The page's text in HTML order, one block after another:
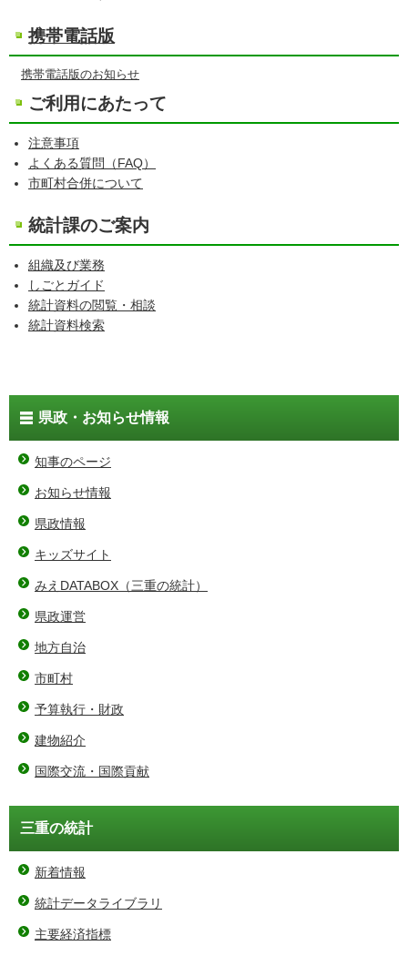
携帯電話版
携帯電話版のお知らせ
ご利用にあたって
注意事項
よくある質問（FAQ）
市町村合併について
統計課のご案内
組織及び業務
しごとガイド
統計資料の閲覧・相談
統計資料検索
県政・お知らせ情報
知事のページ
お知らせ情報
県政情報
キッズサイト
みえDATABOX（三重の統計）
県政運営
地方自治
市町村
予算執行・財政
建物紹介
国際交流・国際貢献
三重の統計
新着情報
統計データライブラリ
主要経済指標